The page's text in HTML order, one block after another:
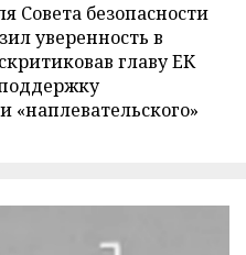
Совета безопасности
уверенность в
главу ЕК
«наплевательского»